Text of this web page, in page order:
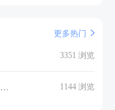
更多热门
3351 浏览
1144 浏览